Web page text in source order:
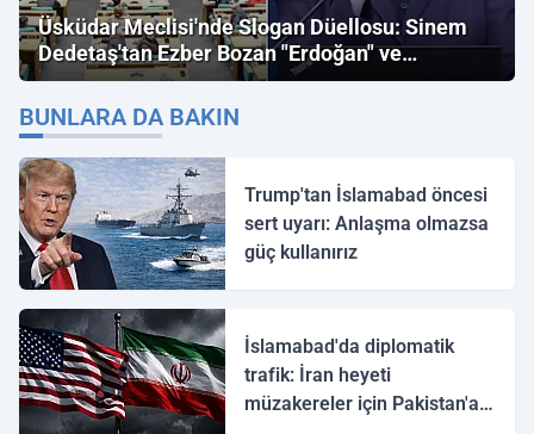
Üsküdar Meclisi'nde Slogan Düellosu: Sinem
Dedetaş'tan Ezber Bozan "Erdoğan" ve
"İmamoğlu" Çıkışı!
BUNLARA DA BAKIN
Trump'tan İslamabad öncesi
sert uyarı: Anlaşma olmazsa
güç kullanırız
İslamabad'da diplomatik
trafik: İran heyeti
müzakereler için Pakistan'a